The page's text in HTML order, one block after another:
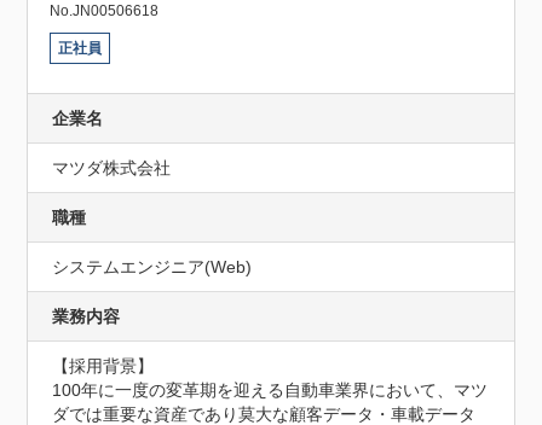
No.JN00506618
正社員
企業名
マツダ株式会社
職種
システムエンジニア(Web)
業務内容
【採用背景】
100年に一度の変革期を迎える自動車業界において、マツ
ダでは重要な資産であり莫大な顧客データ・車載データ